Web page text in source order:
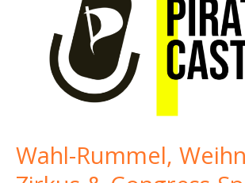
Wahl-Rummel,